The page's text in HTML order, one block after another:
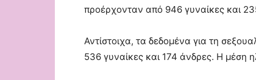
προέρχονταν από 946 γυναίκες και
Αντίστοιχα, τα δεδομένα για τη
536 γυναίκες και 174 άνδρες. Η μέση